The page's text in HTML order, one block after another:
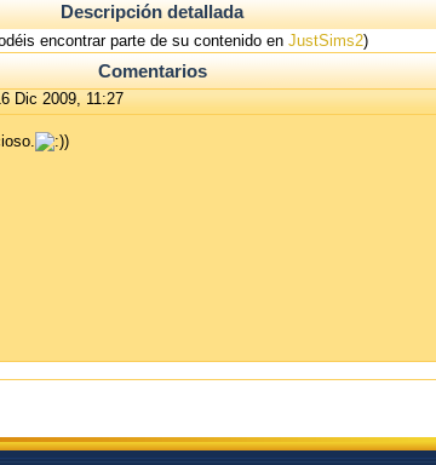
Descripción detallada
encontrar parte de su contenido en JustSims2)
Comentarios
Dic 2009, 11:27
)